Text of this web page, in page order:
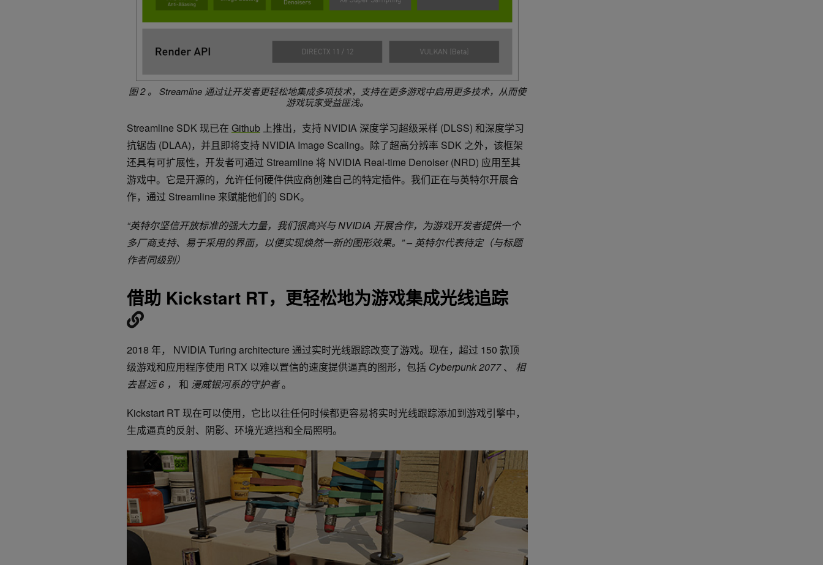
图 2 。 Streamline 通过让开发者更轻松地集成多项技术，支持在更多游戏中启用更多技术，从而使
游戏玩家受益匪浅。
Streamline SDK 现已在 Github 上推出，支持 NVIDIA 深度学习超级采样 (DLSS) 和深度学习
抗锯齿 (DLAA)，并且即将支持 NVIDIA Image Scaling。除了超高分辨率 SDK 之外，该框架
还具有可扩展性，开发者可通过 Streamline 将 NVIDIA Real-time Denoiser (NRD) 应用至其
游戏中。它是开源的，允许任何硬件供应商创建自己的特定插件。我们正在与英特尔开展合
作，通过 Streamline 来赋能他们的 SDK。
“英特尔坚信开放标准的强大力量，我们很高兴与NVIDIA 开展合作，为游戏开发者提供一个
多厂商支持、易于采用的界面，以便实现焕然一新的图形效果。 ” – 英特尔代表待定（与标题
作者同级别）
借助 Kickstart RT，更轻松地为游戏集成光线追踪
2018 年， NVIDIA Turing architecture 通过实时光线跟踪改变了游戏。现在，超过 150 款顶
级游戏和应用程序使用 RTX 以难以置信的速度提供逼真的图形，包括 Cyberpunk 2077、 相
去甚远 6 ，
和 漫威银河系的守护者。
Kickstart RT 现在可以使用，它比以往任何时候都更容易将实时光线跟踪添加到游戏引擎中，
生成逼真的反射、阴影、环境光遮挡和全局照明。